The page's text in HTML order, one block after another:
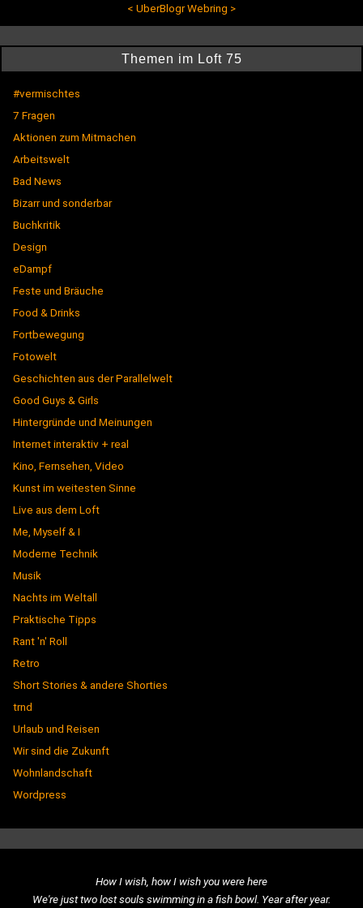
< UberBlogr Webring >
Themen im Loft 75
#vermischtes
7 Fragen
Aktionen zum Mitmachen
Arbeitswelt
Bad News
Bizarr und sonderbar
Buchkritik
Design
eDampf
Feste und Bräuche
Food & Drinks
Fortbewegung
Fotowelt
Geschichten aus der Parallelwelt
Good Guys & Girls
Hintergründe und Meinungen
Internet interaktiv + real
Kino, Fernsehen, Video
Kunst im weitesten Sinne
Live aus dem Loft
Me, Myself & I
Moderne Technik
Musik
Nachts im Weltall
Praktische Tipps
Rant 'n' Roll
Retro
Short Stories & andere Shorties
trnd
Urlaub und Reisen
Wir sind die Zukunft
Wohnlandschaft
Wordpress
How I wish, how I wish you were here
We're just two lost souls swimming in a fish bowl. Year after year.